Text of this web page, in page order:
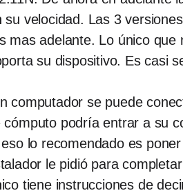
velocidad. Las 3
mas adelante. Lo único
su dispositivo. Es casi
computador se puede
podría entrar a su
lo recomendado es
le pidió para
tiene instrucciones de